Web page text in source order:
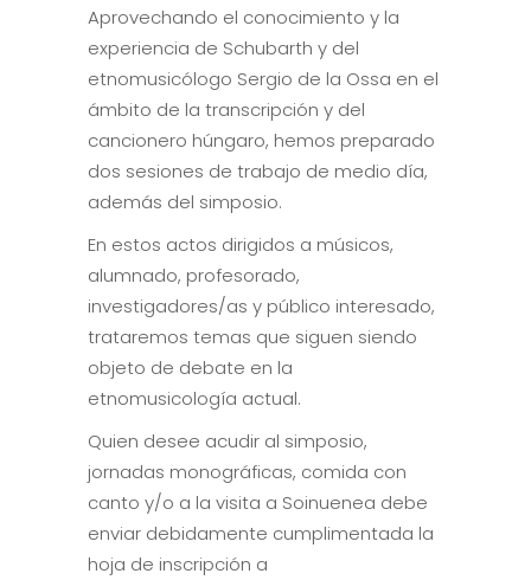
Aprovechando el conocimiento y la
experiencia de Schubarth y del
etnomusicólogo Sergio de la Ossa en el
ámbito de la transcripción y del
cancionero húngaro, hemos preparado
dos sesiones de trabajo de medio día,
además del simposio.
En estos actos dirigidos a músicos,
alumnado, profesorado,
investigadores/as y público interesado,
trataremos temas que siguen siendo
objeto de debate en la
etnomusicología actual.
Quien desee acudir al simposio,
jornadas monográficas, comida con
canto y/o a la visita a Soinuenea debe
enviar debidamente cumplimentada la
hoja de inscripción a